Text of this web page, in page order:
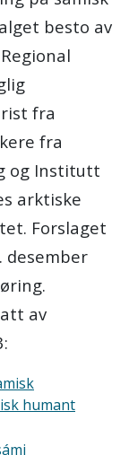
besto av
fra
fra
og Institutt
arktiske
Forslaget
desember
av
humant